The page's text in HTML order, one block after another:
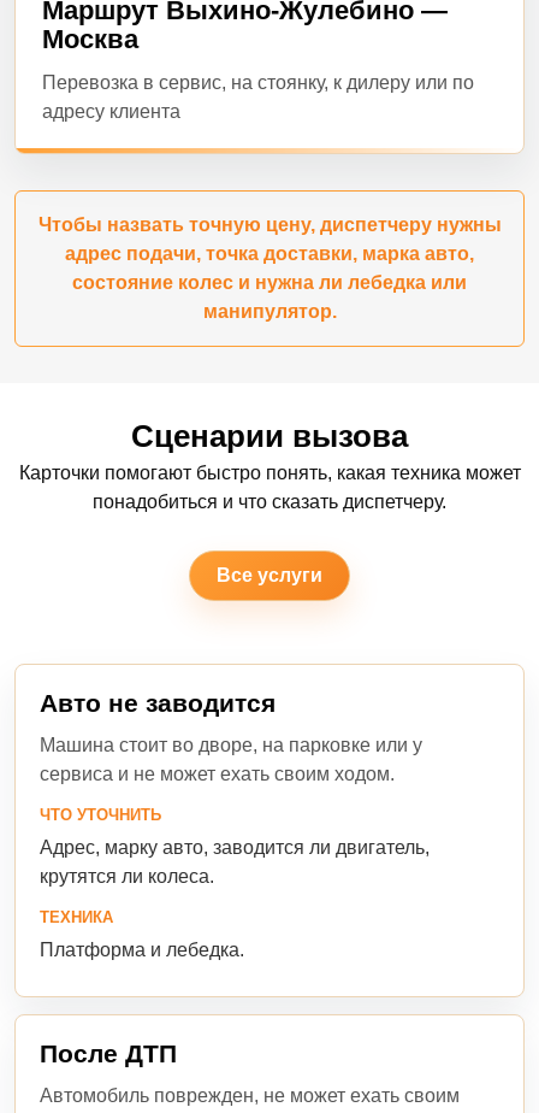
Маршрут Выхино-Жулебино —
Москва
Перевозка в сервис, на стоянку, к дилеру или по
адресу клиента
Чтобы назвать точную цену, диспетчеру нужны
адрес подачи, точка доставки, марка авто,
состояние колес и нужна ли лебедка или
манипулятор.
Сценарии вызова
Карточки помогают быстро понять, какая техника может
понадобиться и что сказать диспетчеру.
Все услуги
Авто не заводится
Машина стоит во дворе, на парковке или у
сервиса и не может ехать своим ходом.
ЧТО УТОЧНИТЬ
Адрес, марку авто, заводится ли двигатель,
крутятся ли колеса.
ТЕХНИКА
Платформа и лебедка.
После ДТП
Автомобиль поврежден, не может ехать своим